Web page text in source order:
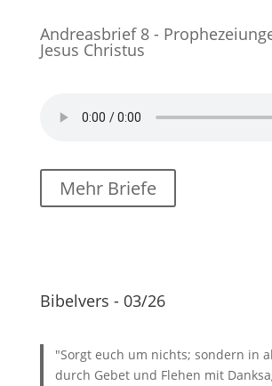
Andreasbrief 8 -
Jesus Christus
Mehr Briefe
Bibelvers - 03/26
"Sorgt euch um nichts; sondern in
durch Gebet und Flehen mit